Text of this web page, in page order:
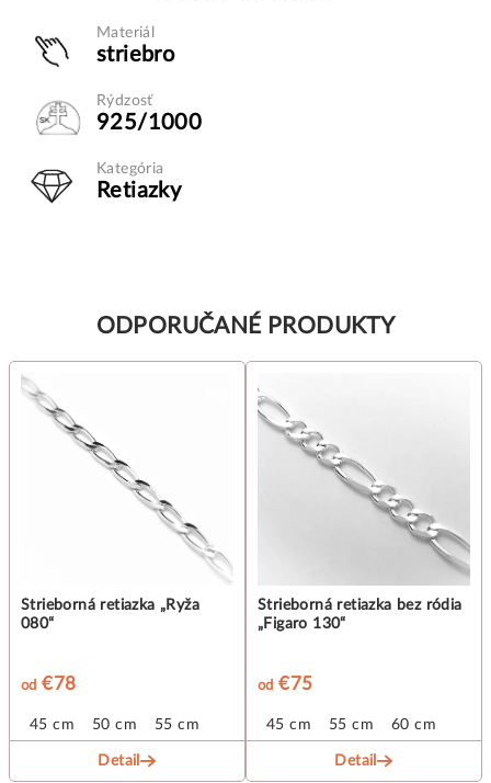
Materiál
striebro
Rýdzosť
925/1000
Kategória
Retiazky
ODPORUČANÉ PRODUKTY
Strieborná retiazka „Ryža
080“
od €78
45 cm 50 cm 55 cm
Detail
Strieborná retiazka bez ródia
„Figaro 130“
od €75
45 cm 55 cm 60 cm
Detail